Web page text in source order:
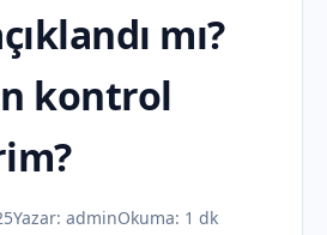
mı?
kontrol
Yazar: adminOkuma: 1 dk